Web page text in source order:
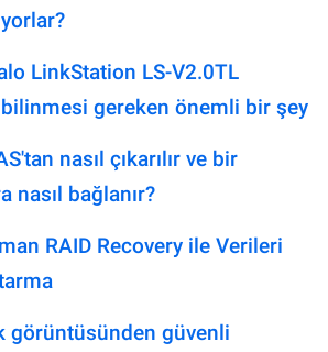
LinkStation LS-V2.0TL
bilinmesi gereken önemli bir şey
nasıl çıkarılır ve bir
nasıl bağlanır?
RAID Recovery ile Verileri
görüntüsünden güvenli